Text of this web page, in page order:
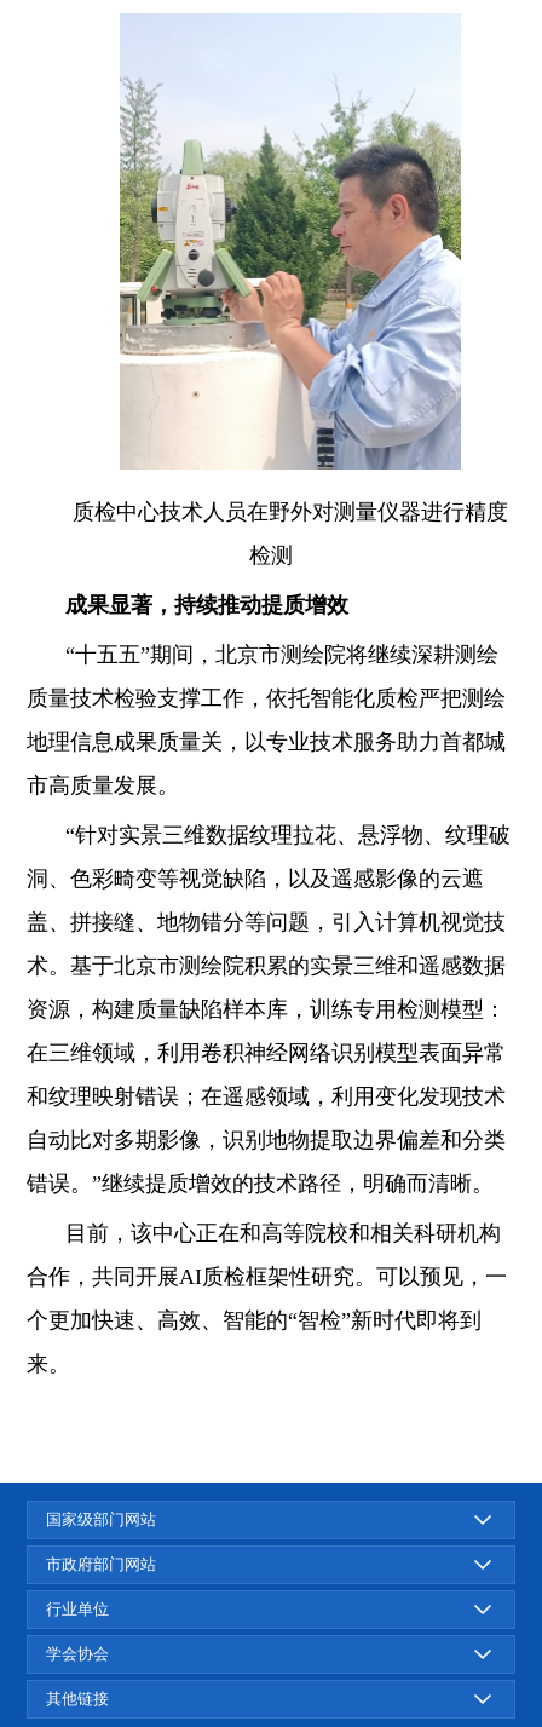
质检中心技术人员在野外对测量仪器进行精度
检测
成果显著，持续推动提质增效
“十五五”期间，北京市测绘院将继续深耕测绘
质量技术检验支撑工作，依托智能化质检严把测绘
地理信息成果质量关，以专业技术服务助力首都城
市高质量发展。
“针对实景三维数据纹理拉花、悬浮物、纹理破
洞、色彩畸变等视觉缺陷，以及遥感影像的云遮
盖、拼接缝、地物错分等问题，引入计算机视觉技
术。基于北京市测绘院积累的实景三维和遥感数据
资源，构建质量缺陷样本库，训练专用检测模型：
在三维领域，利用卷积神经网络识别模型表面异常
和纹理映射错误；在遥感领域，利用变化发现技术
自动比对多期影像，识别地物提取边界偏差和分类
错误。”继续提质增效的技术路径，明确而清晰。
目前，该中心正在和高等院校和相关科研机构
合作，共同开展AI质检框架性研究。可以预见，一
个更加快速、高效、智能的“智检”新时代即将到
来。
国家级部门网站
市政府部门网站
行业单位
学会协会
其他链接